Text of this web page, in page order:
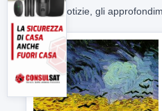
Tutte le notizie, gli